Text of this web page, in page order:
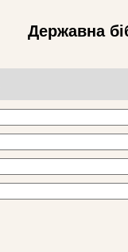
Державна